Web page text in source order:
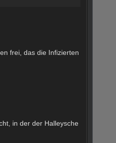
frei, das die Infizierten
in der der Halleysche